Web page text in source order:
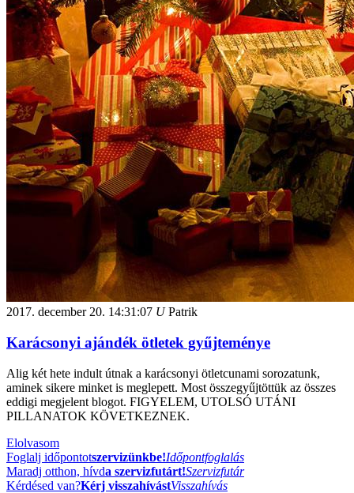
2017. december 20. 14:31:07 UPatrik
Karácsonyi ajándék ötletek gyűjteménye
Alig két hete indult útnak a karácsonyi ötletcunami sorozatunk,
aminek sikere minket is meglepett. Most összegyűjtöttük az összes
eddigi megjelent blogot. FIGYELEM, UTOLSÓ UTÁNI
PILLANATOK KÖVETKEZNEK.
Elolvasom
Foglalj időpontotszervizünkbe!Időpontfoglalás
Maradj otthon, hívda szervizfutárt!Szervizfutár
Kérdésed van?Kérj visszahívástVisszahívás